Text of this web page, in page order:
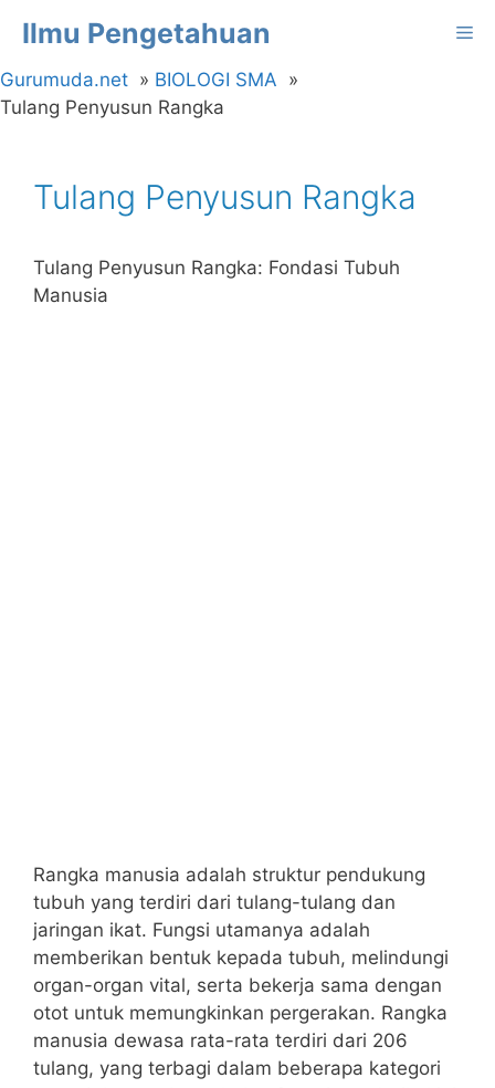
isi
Ilmu Pengetahuan
Gurumuda.net
BIOLOGI SMA
Tulang Penyusun Rangka
Tulang Penyusun Rangka
Tulang Penyusun Rangka: Fondasi Tubuh
Manusia
Rangka manusia adalah struktur pendukung
tubuh yang terdiri dari tulang-tulang dan
jaringan ikat. Fungsi utamanya adalah
memberikan bentuk kepada tubuh, melindungi
organ-organ vital, serta bekerja sama dengan
otot untuk memungkinkan pergerakan. Rangka
manusia dewasa rata-rata terdiri dari 206
tulang, yang terbagi dalam beberapa kategori